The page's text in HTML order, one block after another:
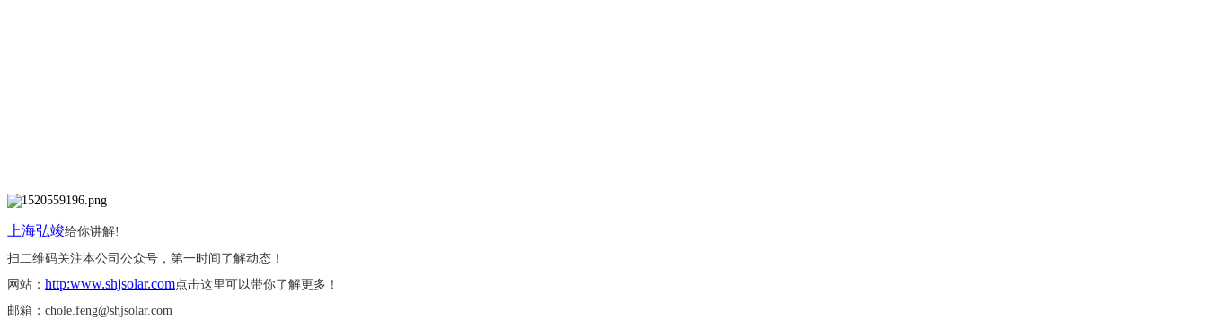
上海弘竣给你讲解!
扫二维码关注本公司公众号，第一时间了解动态！
网站： http:www.shjsolar.com点击这里可以带你了解更多！
邮箱： chole.feng@shjsolar.com